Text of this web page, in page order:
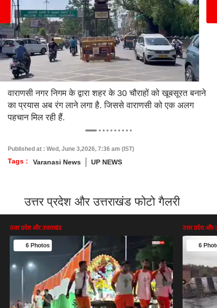
वाराणसी नगर निगम के द्वारा शहर के 30 चौराहों को खूबसूरत बनाने
का प्रयास अब रंग लाने लगा है. जिससे वाराणसी को एक अलग
पहचान मिल रही हैं.
Published at : Wed, June 3,2026, 7:36 am (IST)
Tags : Varanasi News UP NEWS
उत्तर प्रदेश और उत्तराखंड फोटो गैलरी
उत्तर प्रदेश और उत्तराखंड
6 Photos
उत्तर प्रदेश और
6